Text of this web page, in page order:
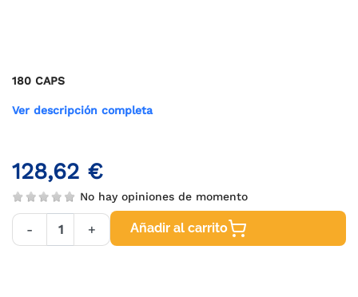
180 CAPS
Ver descripción completa
128,62 €
No hay opiniones de momento
- + Añadir al carrito